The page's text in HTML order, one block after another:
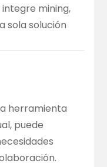
mining,
sola solución
herramienta
puede